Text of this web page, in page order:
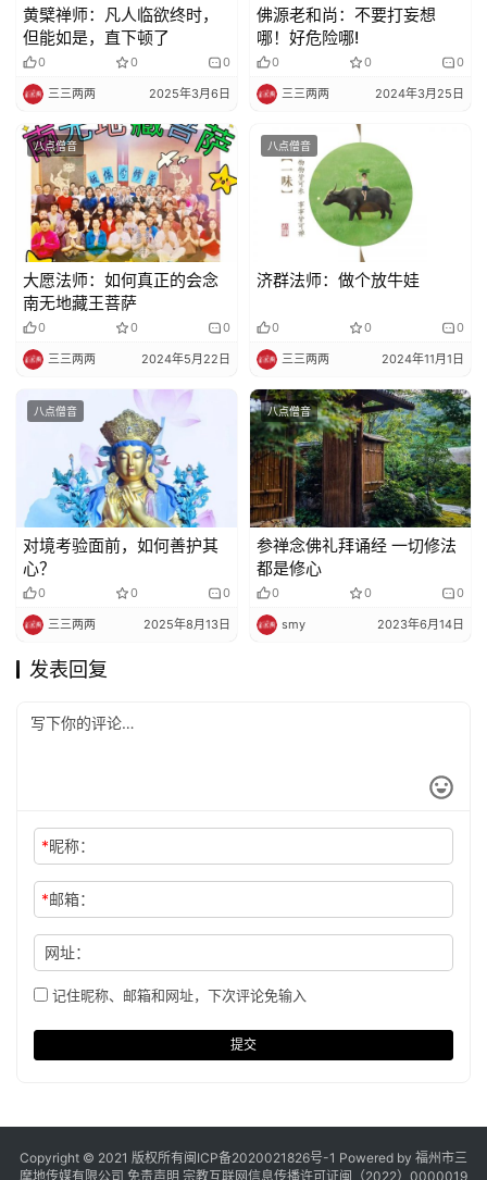
艺
术
策
法
规
免
责
声
明
黄檗禅师：凡人临欲终时，
但能如是，直下顿了
0 0 0
三三两两 2025年3月6日
佛源老和尚：不要打妄想
哪！​好危险哪!
0 0 0
三三两两 2024年3月25日
八点僧音
大愿法师：如何真正的会念
南无地藏王菩萨
0 0 0
三三两两 2024年5月22日
八点僧音
济群法师：做个放牛娃
0 0 0
三三两两 2024年11月1日
八点僧音
对境考验面前，如何善护其
心？
0 0 0
三三两两 2025年8月13日
八点僧音
参禅念佛礼拜诵经 一切修法
都是修心
0 0 0
smy 2023年6月14日
发表回复
*昵称：
*邮箱：
网址：
记住昵称、邮箱和网址，下次评论免输入
提交
Copyright © 2021 版权所有闽ICP备2020021826号-1 Powered by 福州市三
摩地传媒有限公司 免责声明 宗教互联网信息传播许可证闽（2022）0000019